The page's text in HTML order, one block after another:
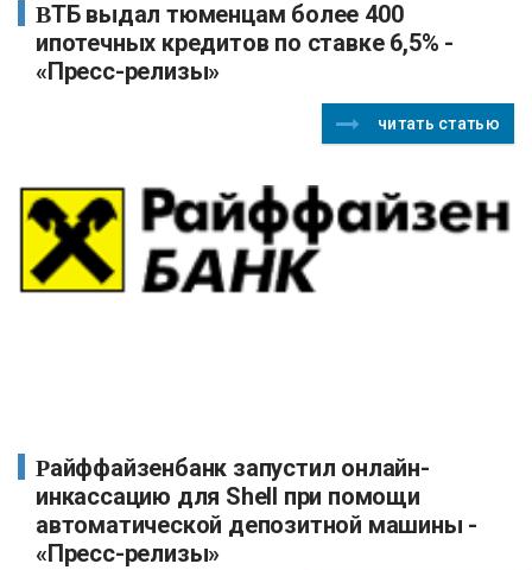
ВТБ выдал тюменцам более 400
ипотечных кредитов по ставке 6,5% -
«Пресс-релизы»
читать статью
Райффайзенбанк запустил онлайн-
инкассацию для Shell при помощи
автоматической депозитной машины -
«Пресс-релизы»